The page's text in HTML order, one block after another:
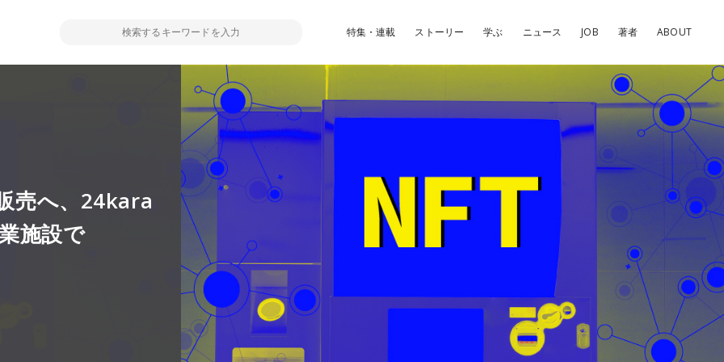
特集・連載 ストーリー 学ぶ ニュース JOB 著者 ABOUT
売へ、24kara
施設で